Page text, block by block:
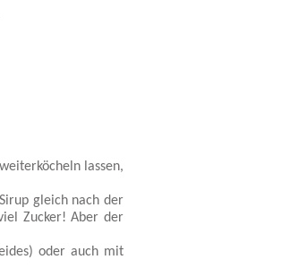
lassen,
gleich nach der
Zucker! Aber der
oder auch mit